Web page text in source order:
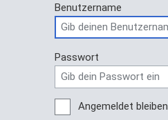
Benutzername
Passwort
Angemeldet bleiben